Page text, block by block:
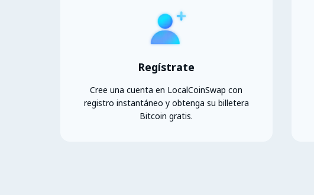
Regístrate
Cree una cuenta en LocalCoinSwap con
registro instantáneo y obtenga su billetera
Bitcoin gratis.